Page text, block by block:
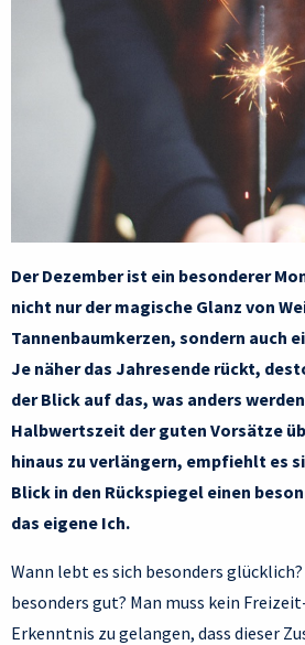
Der Dezember ist ein besonderer
nicht nur der magische Glanz von
Tannenbaumkerzen, sondern auch
Je näher das Jahresende rückt,
der Blick auf das, was anders
Halbwertszeit der guten Vorsätze
hinaus zu verlängern, empfiehlt es
Blick in den Rückspiegel einen
das eigene Ich.
Wann lebt es sich besonders
besonders gut? Man muss kein
Erkenntnis zu gelangen, dass dieser